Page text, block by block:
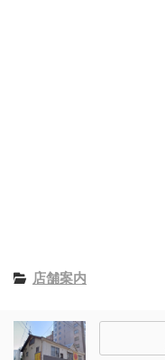
店舗案内